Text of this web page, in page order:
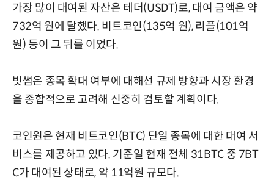
가장 많이 대여된 자산은 테더(USDT)로, 대여 금액은 약
732억 원에 달했다. 비트코인(135억 원), 리플(101억
원) 등이 그 뒤를 이었다.
빗썸은 종목 확대 여부에 대해선 규제 방향과 시장 환경
을 종합적으로 고려해 신중히 검토할 계획이다.
코인원은 현재 비트코인(BTC) 단일 종목에 대한 대여 서
비스를 제공하고 있다. 기준일 현재 전체 31BTC 중 7BT
C가 대여된 상태로, 약 11억원 규모다.